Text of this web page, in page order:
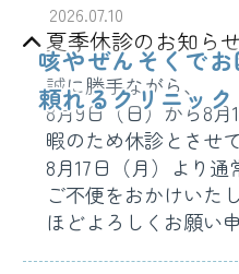
咳やぜんそくでお
頼れるクリニック
2026.07.10
夏季休診のお知ら
誠に勝手ながら、
8月9日（日）から8
暇のため休診とさせ
8月17日（月）より通
ご不便をおかけいた
ほどよろしくお願い